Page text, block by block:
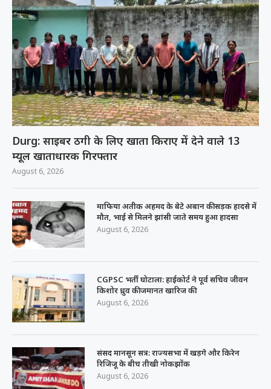
Durg: साइबर ठगी के लिए खाता किराए में देने वाले 13
म्यूल खाताधारक गिरफ्तार
August 6, 2026
माफिया अतीक अहमद के बेटे अबान की सड़क हादसे में
मौत, भाई से मिलने झांसी जाते समय हुआ हादसा
August 6, 2026
CGPSC भर्ती घोटाला: हाईकोर्ट ने पूर्व सचिव जीवन
किशोर ध्रुव की जमानत खारिज की
August 6, 2026
संसद मानसून सत्र: राज्यसभा में खड़गे और किरेन
रिजिजू के बीच तीखी नोकझोंक
August 6, 2026